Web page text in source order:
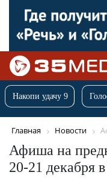
Накопи удачу 9
Главная Новости
Афиша на
20-21 декабря